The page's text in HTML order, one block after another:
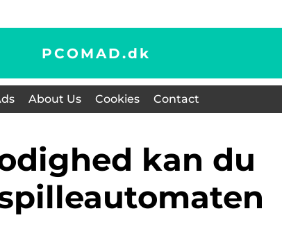
PCOMAD.dk
About Us Cookies Contact